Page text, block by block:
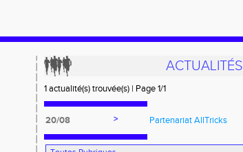
ACTUALITÉS
1 actualité(s) trouvée(s) | Page 1/1
20/08 > Partenariat AllTricks